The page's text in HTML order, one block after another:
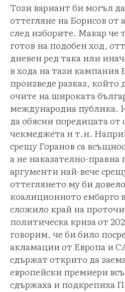
Този вариант би могъл
оттегляне на Борисов
след изборите. Макар че
готов на подобен ход,
дневен ред така или
в хода на тази кампания
произведе разказ, който
очите на широката
международна публика.
да обясни поредицата
чекмеджета и т.н.
срещу Горанов са
а не наказателно-правна
аргументи най-вече
оттеглянето му би
коалиционното ембарго
сложило край на
политическа криза от
говорим, че би било
акламации от Европа и
сдържат открито да
европейски премиери
сдържаха и подкрепиха